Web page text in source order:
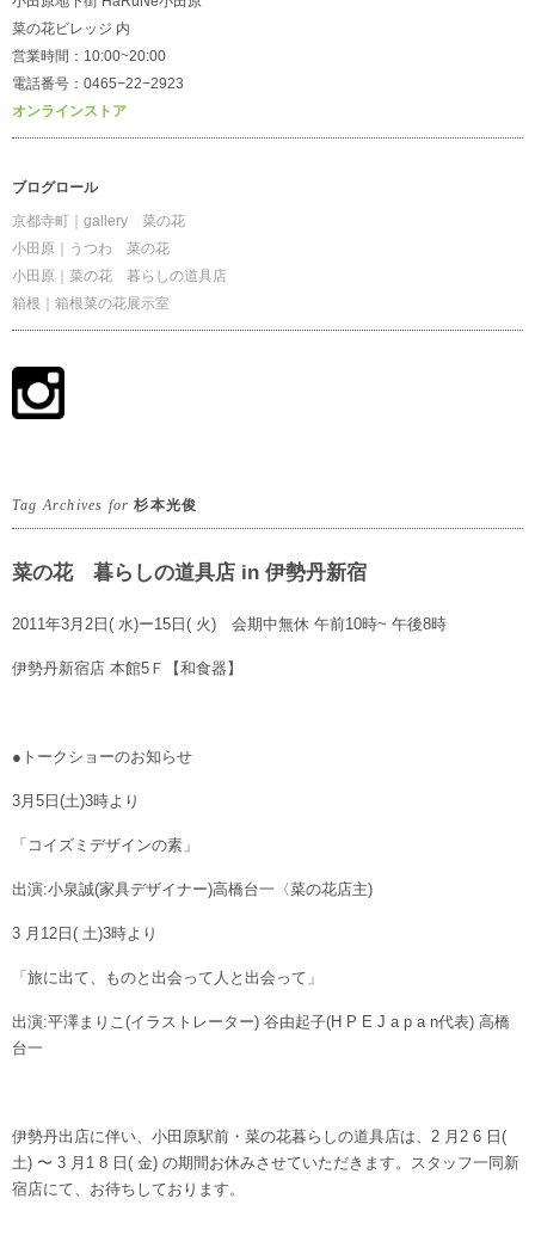
菜の花ビレッジ 内
営業時間：10:00~20:00
電話番号：0465−22−2923
オンラインストア
ブログロール
京都寺町｜gallery 菜の花
小田原｜うつわ 菜の花
小田原｜菜の花 暮らしの道具店
箱根｜箱根菜の花展示室
Tag Archives for杉本光俊
菜の花 暮らしの道具店 in 伊勢丹新宿
2011年3月2日( 水)ー15日( 火) 会期中無休 午前10時~ 午後8時
伊勢丹新宿店 本館5Ｆ【和食器】
●トークショーのお知らせ
3月5日(土)3時より
「コイズミデザインの素」
出演:小泉誠(家具デザイナー)高橋台一〈菜の花店主)
3 月12日( 土)3時より
「旅に出て、ものと出会って人と出会って」
出演:平澤まりこ(イラストレーター) 谷由起子(H P E J a p a n代表) 高橋
台一
伊勢丹出店に伴い、小田原駅前・菜の花暮らしの道具店は、2 月2 6 日(
土) 〜 3 月1 8 日( 金) の期間お休みさせていただきます。スタッフ一同新
宿店にて、お待ちしております。